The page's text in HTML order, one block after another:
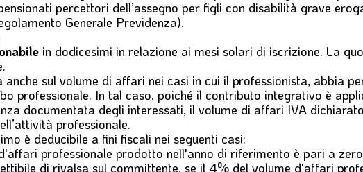
percettori dell’assegno per figli con disabilità grave
Generale Previdenza).
in dodicesimi in relazione ai mesi solari di iscrizione. La
sul volume di affari nei casi in cui il professionista, abbia
professionale. In tal caso, poiché il contributo integrativo è
documentata degli interessati, il volume di affari IVA
professionale.
è deducibile a fini fiscali nei seguenti casi:
professionale prodotto nell'anno di riferimento è pari a
di rivalsa sul committente, se il 4% del volume d'affari